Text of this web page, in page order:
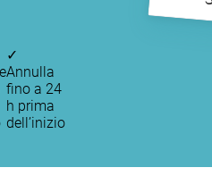
✓
Annulla
fino a 24
h prima
dell’inizio